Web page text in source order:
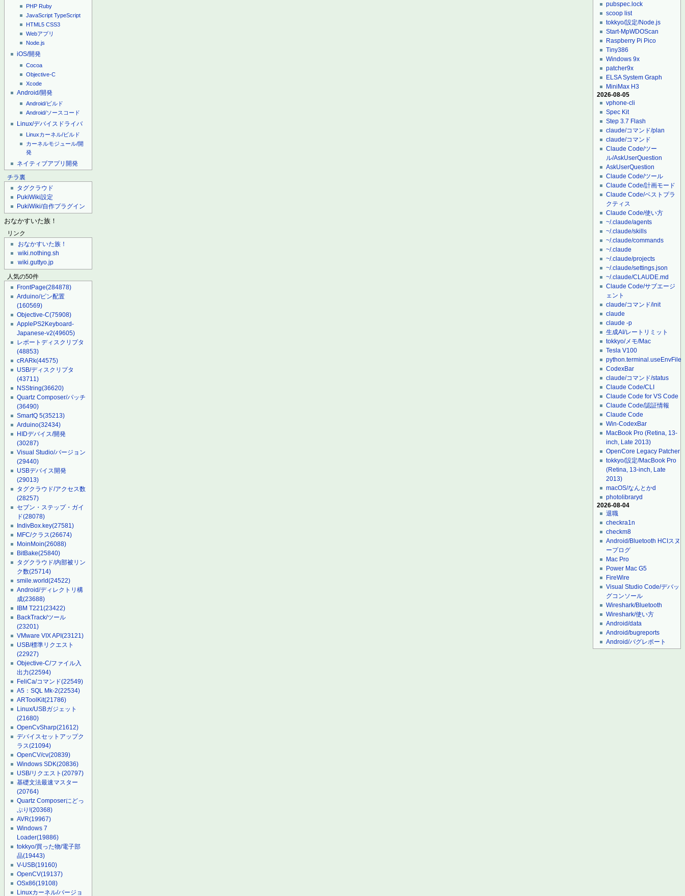
PHP Ruby
JavaScript TypeScript
HTML5 CSS3
Webアプリ
Node.js
iOS/開発
Cocoa
Objective-C
Xcode
Android/開発
Android/ビルド
Android/ソースコード
Linux/デバイスドライバ
Linuxカーネル/ビルド
カーネルモジュール/開
発
ネイティブアプリ開発
チラ裏
タグクラウド
PukiWiki設定
PukiWiki/自作プラグイン
おなかすいた族！
リンク
おなかすいた族！
wiki.nothing.sh
wiki.guttyo.jp
人気の50件
FrontPage(284878)
Arduino/ピン配置
(160569)
Objective-C(75908)
ApplePS2Keyboard-
Japanese-v2(49605)
レポートディスクリプタ
(48853)
cRARk(44575)
USB/ディスクリプタ
(43711)
NSString(36620)
Quartz Composer/パッチ
(36490)
SmartQ 5(35213)
Arduino(32434)
HIDデバイス/開発
(30287)
Visual Studio/バージョン
(29440)
USBデバイス開発
(29013)
タグクラウド/アクセス数
(28257)
セブン・ステップ・ガイ
ド(28078)
IndivBox.key(27581)
MFC/クラス(26674)
MoinMoin(26088)
BitBake(25840)
タグクラウド/内部被リン
ク数(25714)
smile.world(24522)
Android/ディレクトリ構
成(23688)
IBM T221(23422)
BackTrack/ツール
(23201)
VMware VIX API(23121)
USB/標準リクエスト
(22927)
Objective-C/ファイル入
出力(22594)
FeliCa/コマンド(22549)
A5：SQL Mk-2(22534)
ARToolKit(21786)
Linux/USBガジェット
(21680)
OpenCvSharp(21612)
デバイスセットアップク
ラス(21094)
OpenCV/cv(20839)
Windows SDK(20836)
USB/リクエスト(20797)
基礎文法最速マスター
(20764)
Quartz Composerにどっ
ぷり!(20368)
AVR(19967)
Windows 7
Loader(19886)
tokkyo/買った物/電子部
品(19443)
V-USB(19160)
OpenCV(19137)
OSx86(19108)
Linuxカーネル/バージョ
pubspec.lock
scoop list
tokkyo/設定/Node.js
Start-MpWDOScan
Raspberry Pi Pico
Tiny386
Windows 9x
patcher9x
ELSA System Graph
MiniMax H3
2026-08-05
vphone-cli
Spec Kit
Step 3.7 Flash
claude/コマンド/plan
claude/コマンド
Claude Code/ツー
ル/AskUserQuestion
AskUserQuestion
Claude Code/ツール
Claude Code/計画モード
Claude Code/ベストプラ
クティス
Claude Code/使い方
~/.claude/agents
~/.claude/skills
~/.claude/commands
~/.claude
~/.claude/projects
~/.claude/settings.json
~/.claude/CLAUDE.md
Claude Code/サブエージ
ェント
claude/コマンド/init
claude
claude -p
生成AI/レートリミット
tokkyo/メモ/Mac
Tesla V100
python.terminal.useEnvFile
CodexBar
claude/コマンド/status
Claude Code/CLI
Claude Code for VS Code
Claude Code/認証情報
Claude Code
Win-CodexBar
MacBook Pro (Retina, 13-
inch, Late 2013)
OpenCore Legacy Patcher
tokkyo/設定/MacBook Pro
(Retina, 13-inch, Late
2013)
macOS/なんとかd
photolibraryd
2026-08-04
退職
checkra1n
checkm8
Android/Bluetooth HCIスヌ
ープログ
Mac Pro
Power Mac G5
FireWire
Visual Studio Code/デバッ
グコンソール
Wireshark/Bluetooth
Wireshark/使い方
Android/data
Android/bugreports
Android/バグレポート